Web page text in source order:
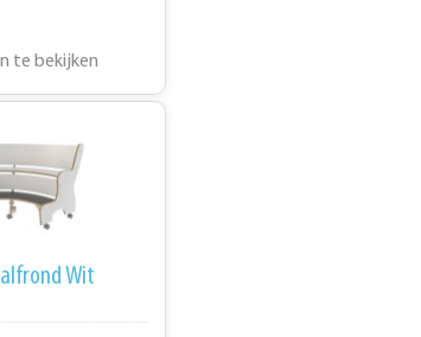
te bekijken
Wit